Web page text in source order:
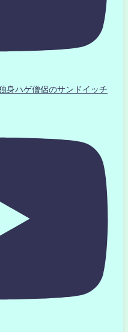
ハゲ僧侶のサンドイッチ